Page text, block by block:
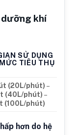
dưỡng khí
SỬ DỤNG
TIÊU THỤ
(20L/phút) –
(40L/phút) –
(100L/phút)
hơn do hệ